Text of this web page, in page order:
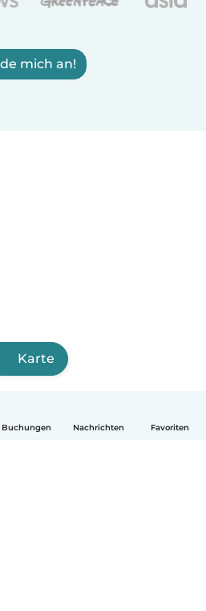
Buchungen Nachrichten Favoriten
mich an!
Karte